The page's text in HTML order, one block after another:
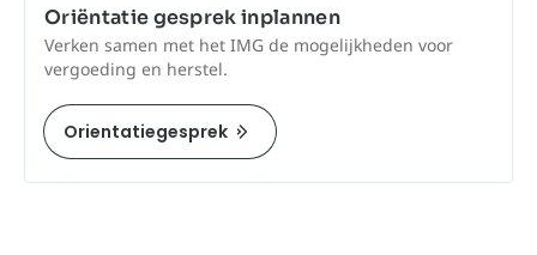
Oriëntatie gesprek inplannen
Verken samen met het IMG de mogelijkheden voor
vergoeding en herstel.
Orientatiegesprek